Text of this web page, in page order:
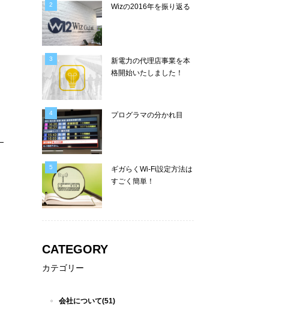
Wizの2016年を振り返る
新電力の代理店事業を本
格開始いたしました！
プログラマの分かれ目
ギガらくWi-Fi設定方法は
すごく簡単！
CATEGORY
カテゴリー
会社について(51)